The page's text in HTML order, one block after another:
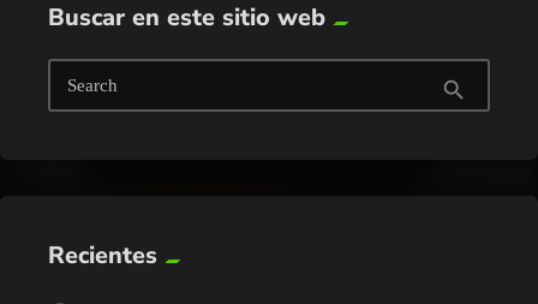
Buscar en este sitio web
Search search
Recientes